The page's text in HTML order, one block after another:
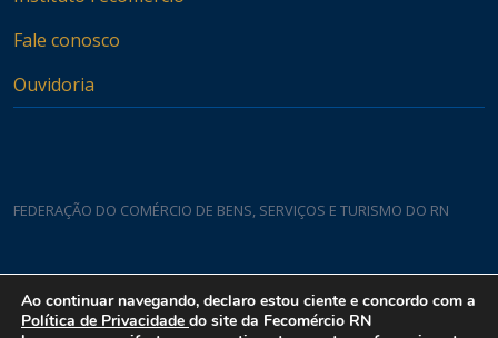
Fale conosco
Ouvidoria
FEDERAÇÃO DO COMÉRCIO DE BENS, SERVIÇOS E TURISMO DO RN
Rua Padre João Damasceno, 1935 - Lagoa Nova CEP 59075-760
Ao continuar navegando, declaro estou ciente e concordo com a
Política de Privacidade do site da Fecomércio RN